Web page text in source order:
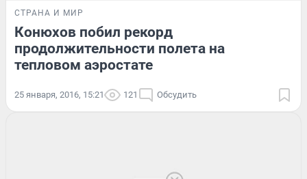
СТРАНА И МИР
Конюхов побил рекорд
продолжительности полета на
тепловом аэростате
25 января, 2016, 15:21 121 Обсудить